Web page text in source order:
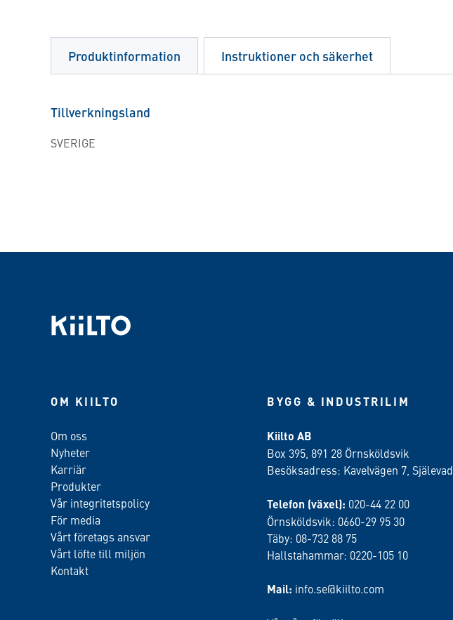
Produktinformation
Tillverkningsland
SVERIGE
Instruktioner och säkerhet
OM KIILTO
Om oss
Nyheter
Karriär
Produkter
Vår integritetspolicy
För media
Vårt företags ansvar
Vårt löfte till miljön
Kontakt
BYGG & INDUSTRILIM
Kiilto AB
Box 395, 891 28 Örnsköldsvik
Besöksadress: Kavelvägen 7, Själevad
Telefon (växel): 020-44 22 00
Örnsköldsvik: 0660-29 95 30
Täby: 08-732 88 75
Hallstahammar: 0220-105 10
Mail: info.se@kiilto.com